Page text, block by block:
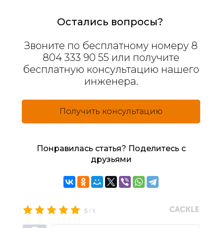
Остались вопросы?
Звоните по бесплатному номеру 8
804 333 90 55 или получите
бесплатную консультацию нашего
инженера.
Получить консультацию
Понравилась статья? Поделитесь с
друзьями
5 / 1